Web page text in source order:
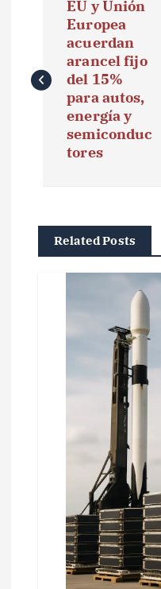
e
EU y Unión
Europea
acuerdan
arancel fijo
del 15%
para autos,
energía y
semiconduc
tores
Related Posts